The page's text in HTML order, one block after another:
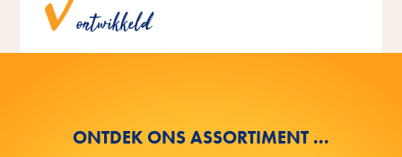
ontwikkeld
ONTDEK ONS ASSORTIMENT ...